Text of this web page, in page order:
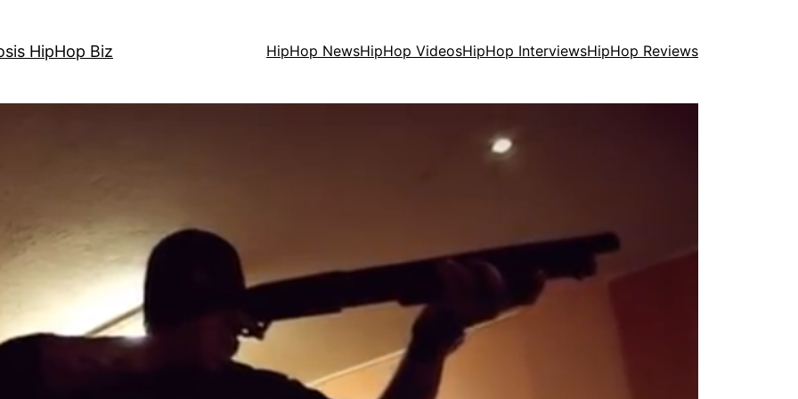
HipHop Biz HipHop NewsHipHop VideosHipHop InterviewsHipHop Reviews